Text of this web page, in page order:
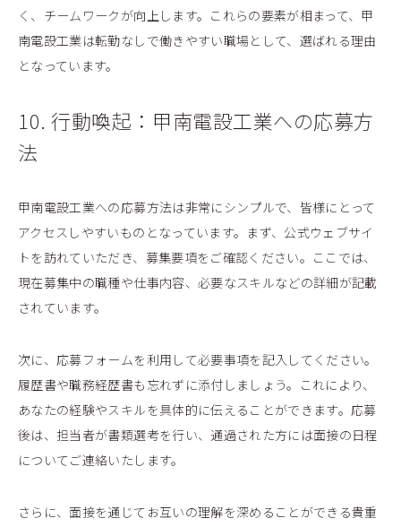
く、チームワークが向上します。これらの要素が相まって、甲
南電設工業は転勤なしで働きやすい職場として、選ばれる理由
となっています。
10. 行動喚起：甲南電設工業への応募方
法
甲南電設工業への応募方法は非常にシンプルで、皆様にとって
アクセスしやすいものとなっています。まず、公式ウェブサイ
トを訪れていただき、募集要項をご確認ください。ここでは、
現在募集中の職種や仕事内容、必要なスキルなどの詳細が記載
されています。
次に、応募フォームを利用して必要事項を記入してください。
履歴書や職務経歴書も忘れずに添付しましょう。これにより、
あなたの経験やスキルを具体的に伝えることができます。応募
後は、担当者が書類選考を行い、通過された方には面接の日程
についてご連絡いたします。
さらに、面接を通じてお互いの理解を深めることができる貴重